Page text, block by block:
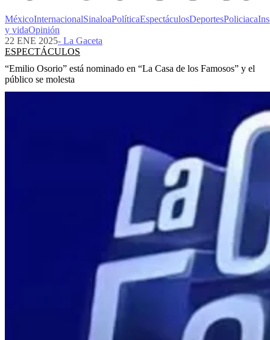
MéxicoInternacionalSinaloaPolíticaEspectáculosDeportesPoliciaca
y vidaOpinión
22 ENE 2025- La Gaceta
ESPECTÁCULOS
“Emilio Osorio” está nominado en “La Casa de los Famosos” y el
público se molesta